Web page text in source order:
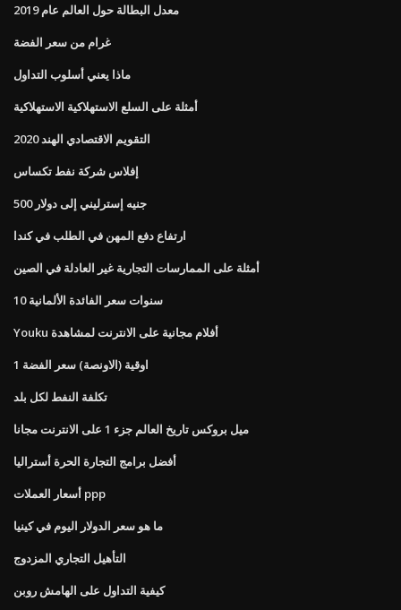
معدل البطالة حول العالم عام 2019
غرام من سعر الفضة
ماذا يعني أسلوب التداول
أمثلة على السلع الاستهلاكية الاستهلاكية
التقويم الاقتصادي الهند 2020
إفلاس شركة نفط تكساس
500 جنيه إسترليني إلى دولار
ارتفاع دفع المهن في الطلب في كندا
أمثلة على الممارسات التجارية غير العادلة في الصين
10 سنوات سعر الفائدة الألمانية
Youku أفلام مجانية على الانترنت لمشاهدة
1 اوقية (الاونصة) سعر الفضة
تكلفة النفط لكل بلد
ميل بروكس تاريخ العالم جزء 1 على الانترنت مجانا
أفضل برامج التجارة الحرة أستراليا
أسعار العملات ppp
ما هو سعر الدولار اليوم في كينيا
التأهيل التجاري المزدوج
كيفية التداول على الهامش روبن